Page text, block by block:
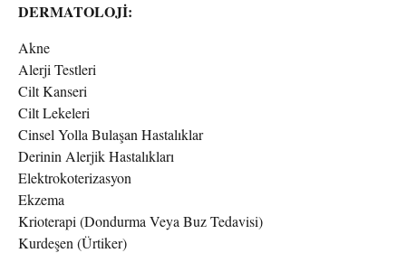
DERMATOLOJİ:
Akne
Alerji Testleri
Cilt Kanseri
Cilt Lekeleri
Cinsel Yolla Bulaşan Hastalıklar
Derinin Alerjik Hastalıkları
Elektrokoterizasyon
Ekzema
Krioterapi (Dondurma Veya Buz Tedavisi)
Kurdeşen (Ürtiker)